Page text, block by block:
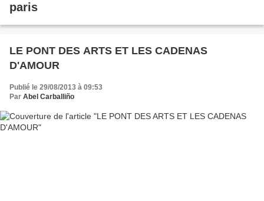
paris
LE PONT DES ARTS ET LES CADENAS
D'AMOUR
Publié le 29/08/2013 à 09:53
Par Abel Carballiño